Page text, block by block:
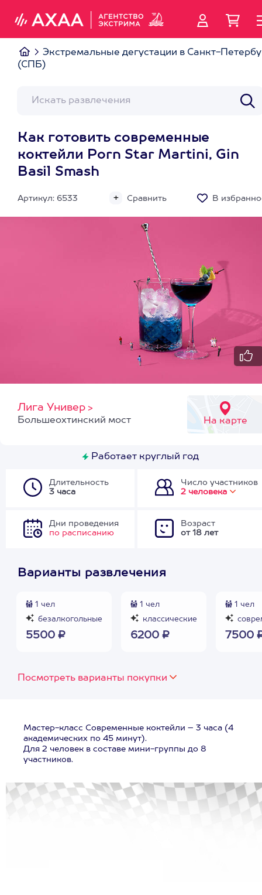
Экстремальные дегустации в Санкт-
(СПБ)
Как готовить современные
коктейли Porn Star Martini, Gin
Basil Smash
Артикул: 6533 Сравнить В
Лига Универ >
На карте
Большеохтинский мост
Работает круглый год
Длительность
3 часа
Число участников
2 человека
Дни проведения
по расписанию
Возраст
от 18 лет
Варианты развлечения
1 чел
безалкогольные
5500 ₽
1 чел
классические
6200 ₽
1 чел
7500
Посмотреть варианты покупки
Мастер-класс Современные коктейли – 3 часа (4
академических по 45 минут).
Для 2 человек в составе мини-группы до 8
участников.